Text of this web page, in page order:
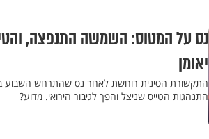
נס על המטוס: השמשה התנפצה,
יאומן
התקשורת הסינית רוחשת לאחר נס שהתרחש השבוע
התנהגות הטייס שניצל והפך לגיבור הירואי. מדוע?